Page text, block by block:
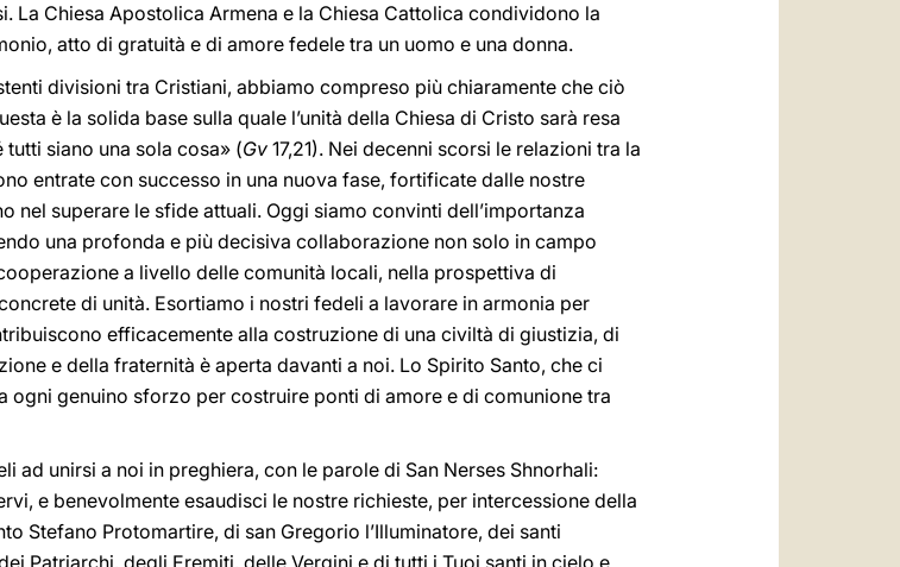
La Chiesa Apostolica Armena e la Chiesa Cattolica condividono la
atto di gratuità e di amore fedele tra un uomo e una donna.
divisioni tra Cristiani, abbiamo compreso più chiaramente che ciò
è la solida base sulla quale l’unità della Chiesa di Cristo sarà resa
siano una sola cosa» (Gv 17,21). Nei decenni scorsi le relazioni tra la
entrate con successo in una nuova fase, fortificate dalle nostre
nel superare le sfide attuali. Oggi siamo convinti dell’importanza
una profonda e più decisiva collaborazione non solo in campo
a livello delle comunità locali, nella prospettiva di
di unità. Esortiamo i nostri fedeli a lavorare in armonia per
efficacemente alla costruzione di una civiltà di giustizia, di
e della fraternità è aperta davanti a noi. Lo Spirito Santo, che ci
ogni genuino sforzo per costruire ponti di amore e di comunione tra
ad unirsi a noi in preghiera, con le parole di San Nerses Shnorhali:
e benevolmente esaudisci le nostre richieste, per intercessione della
Stefano Protomartire, di san Gregorio l’Illuminatore, dei santi
Patriarchi, degli Eremiti, delle Vergini e di tutti i Tuoi santi in cielo e